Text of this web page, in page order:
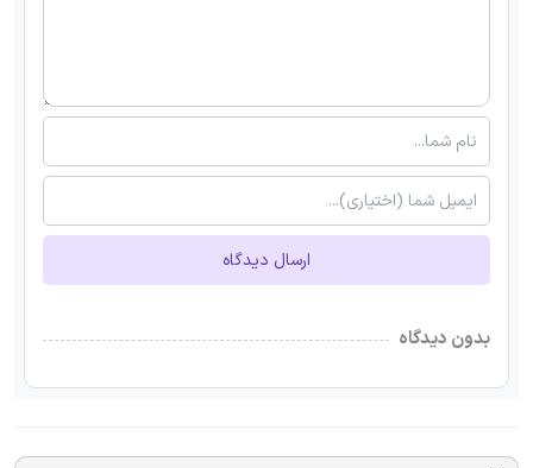
ارسال دیدگاه
بدون دیدگاه